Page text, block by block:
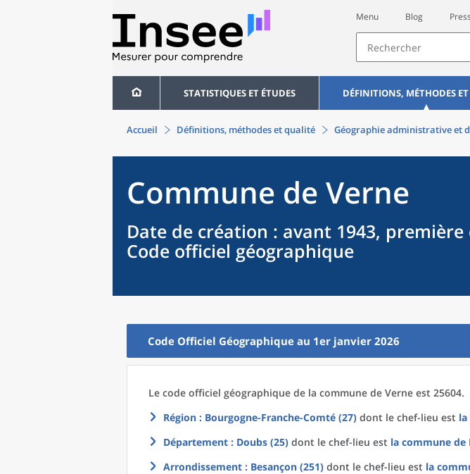
Menu Blog
STATISTIQUES ET ÉTUDES DÉFINITIONS, MÉTHODES
Accueil Définitions, méthodes et qualité Géographie administrative et
Commune de Verne
Date de création : avant 1943,
Code officiel géographique
Code Officiel Géographique au 1er janvier 2026
Le code officiel géographique de la commune de Verne est 25604.
Région : Bourgogne-Franche-Comté (27) dont le chef-lieu est
Département : Doubs (25) dont le chef-lieu est la commune de
Arrondissement : Besançon (251) dont le chef-lieu est la